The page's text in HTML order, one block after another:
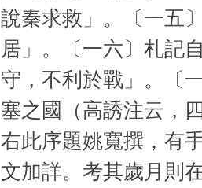
說秦求救」。〔一五
居」。〔一六〕札記
守，不利於戰」。〔
塞之國（高誘注云
右此序題姚寬撰，有
文加詳。考其歲月則